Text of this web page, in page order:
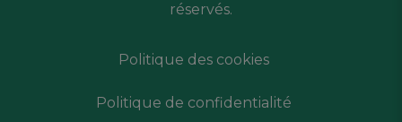
réservés.
Politique des cookies
Politique de confidentialité